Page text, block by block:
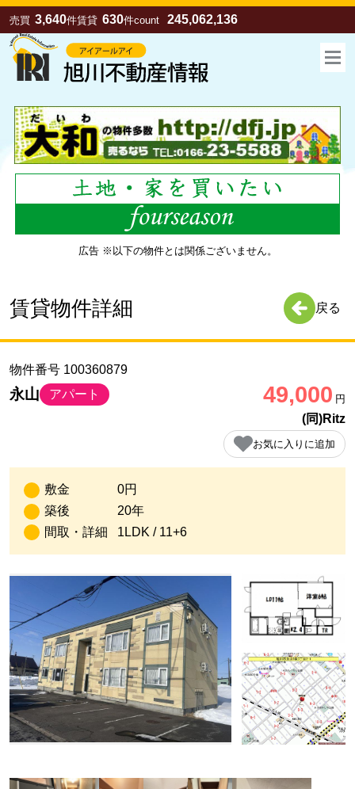
売買 3,640件賃貸 630件count 245,062,136
広告 ※以下の物件とは関係ございません。
賃貸物件詳細 戻る
物件番号 100360879
永山 アパート 49,000 円
(同)Ritz
お気に入りに追加
敷金
0円
築後
20年
間取・詳細
1LDK / 11+6